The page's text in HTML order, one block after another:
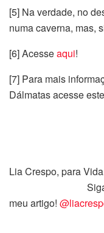
[5] Na verdade, no
numa caverna, mas,
[6] Acesseaqui!
[7] Para mais
Dálmatas acesse este
Lia Crespo,
Sigam-me no
meu artigo!